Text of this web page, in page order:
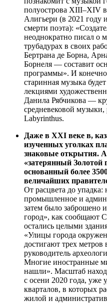
полуострова XIII–XIV
Алигьери (в 2021 году
смерти поэта):
неоднократно писал о
трубадурах в своих
Бертрана де Борна,
Борнеля — составит
программы». И
старинная музыка
лекциями
Данила Рябчикова —
средневековой музыки,
Labyrinthus.
Даже в XXI веке в,
изученных уголках
знаковые открытия.
«затерянный Золотой
основанный более
величайших
От расцвета до упадка:
промышленное и
затем было заброшено
город», как сообщают
остались целыми
«Улицы города
достигают трех метров
руководитель
Многие иностранные
нашли». Масштаб
с осени 2020 года, уже
кварталов, в которых
жилой и